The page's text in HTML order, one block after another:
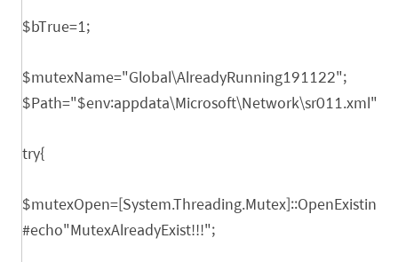
$bTrue=1;
$mutexName="Global\AlreadyRunning191122";
$Path="$env:appdata\Microsoft\Network\sr011.xml"
try{
#echo"MutexAlreadyExist!!!";